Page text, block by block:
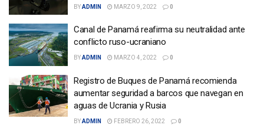
BYADMIN MARZO 9, 2022 0
Canal de Panamá reafirma su neutralidad ante
conflicto ruso-ucraniano
BYADMIN MARZO 4, 2022 0
Registro de Buques de Panamá recomienda
aumentar seguridad a barcos que navegan en
aguas de Ucrania y Rusia
BYADMIN FEBRERO 26, 2022 0